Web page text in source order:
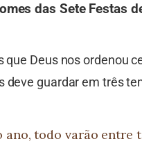
das Sete Festas
que Deus nos ordenou
deve guardar em três
ano, todo varão